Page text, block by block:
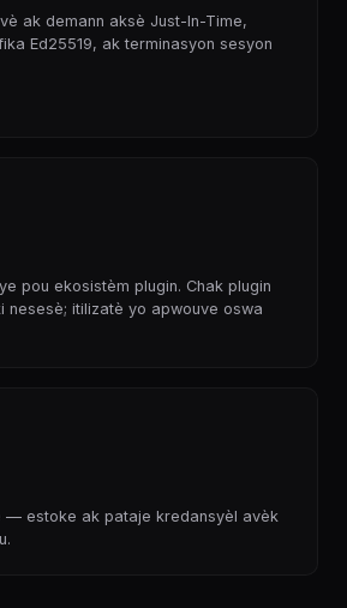
ak demann aksè Just-In-Time,
Ed25519, ak terminasyon sesyon
pou ekosistèm plugin. Chak plugin
nesesè; itilizatè yo apwouve oswa
— estoke ak pataje kredansyèl avèk